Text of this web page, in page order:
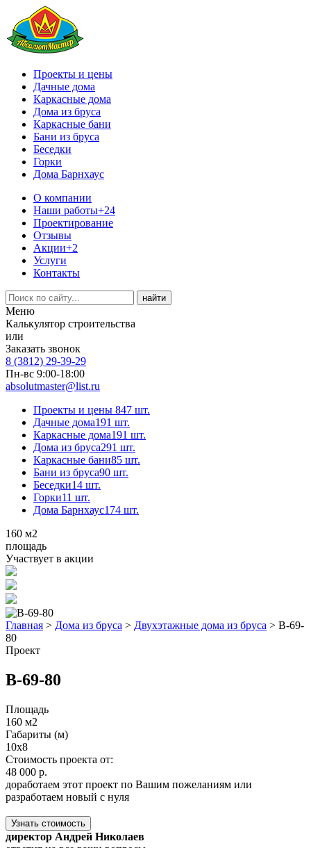
Проекты и цены
Дачные дома
Каркасные дома
Дома из бруса
Каркасные бани
Бани из бруса
Беседки
Горки
Дома Барнхаус
О компании
Наши работы+24
Проектирование
Отзывы
Акции+2
Услуги
Контакты
Меню
Калькулятор строительства
или
Заказать звонок
8 (3812) 29-39-29
Пн-вс 9:00-18:00
absolutmaster@list.ru
Проекты и цены 847 шт.
Дачные дома191 шт.
Каркасные дома191 шт.
Дома из бруса291 шт.
Каркасные бани85 шт.
Бани из бруса90 шт.
Беседки14 шт.
Горки11 шт.
Дома Барнхаус174 шт.
160 м2
площадь
Участвует в акции
Главная > Дома из бруса > Двухэтажные дома из бруса > В-69-
80
Проект
В-69-80
Площадь
160 м2
Габариты (м)
10x8
Стоимость проекта от:
48 000 р.
доработаем этот проект по Вашим пожеланиям или
разработаем новый с нуля
Узнать стоимость
директор Андрей Николаев